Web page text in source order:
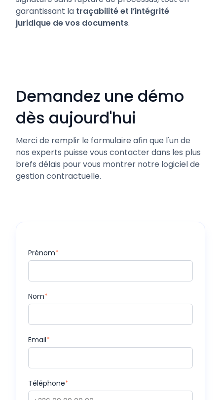
garantissant la traçabilité et l’intégrité
juridique de vos documents.
Demandez une démo
dès aujourd'hui
Merci de remplir le formulaire afin que l'un de
nos experts puisse vous contacter dans les plus
brefs délais pour vous montrer notre logiciel de
gestion contractuelle.
Prénom*
Nom*
Email*
Téléphone*